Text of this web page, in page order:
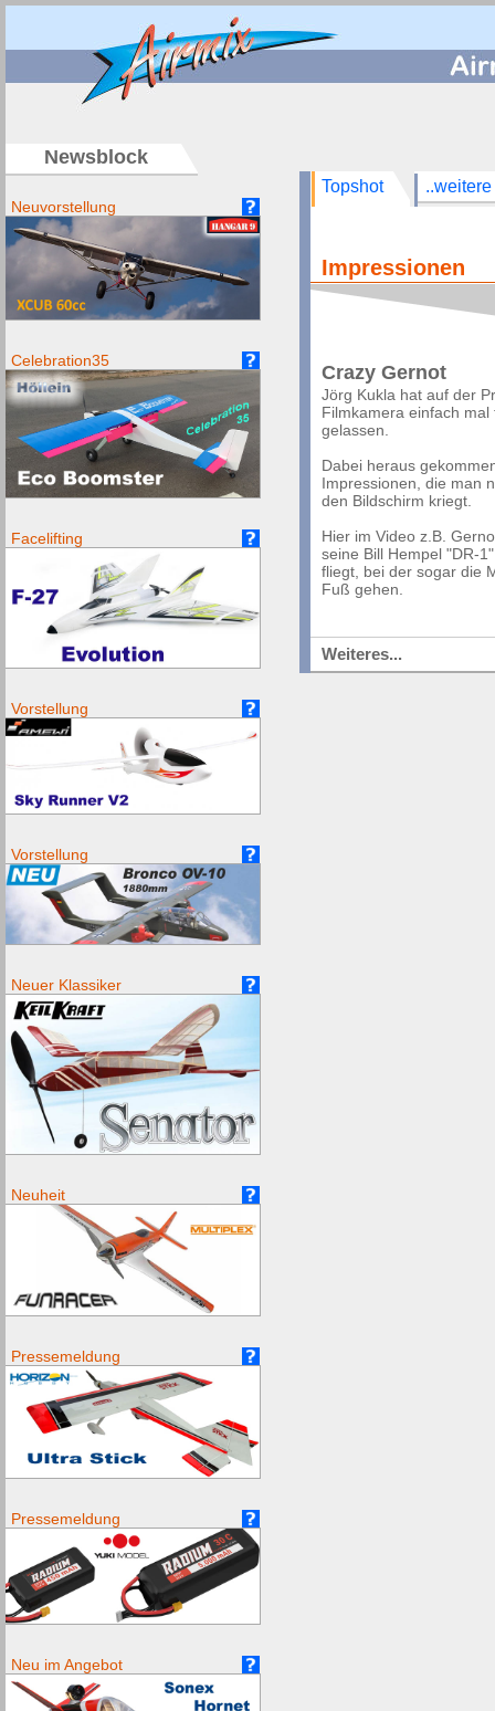
Newsblock
Neuvorstellung
Celebration35
Facelifting
Vorstellung
Vorstellung
Neuer Klassiker
Neuheit
Pressemeldung
Pressemeldung
Neu im Angebot
Topshot ..weitere
Impressionen
Crazy Gernot
Jörg Kukla hat auf der
Filmkamera einfach mal
gelassen.
Dabei heraus
Impressionen, die man
den Bildschirm kriegt.
Hier im Video z.B.
seine Bill Hempel "DR-
fliegt, bei der sogar die
Fuß gehen.
Weiteres...